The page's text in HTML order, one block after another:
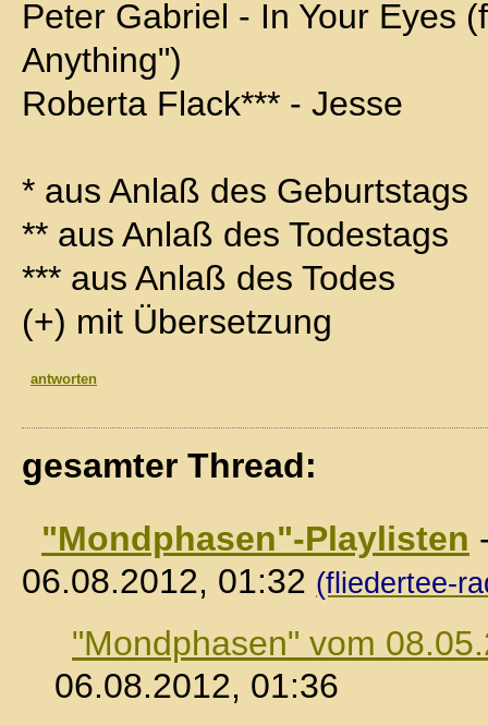
Peter Gabriel - In Your Eyes
Anything")
Roberta Flack*** - Jesse
* aus Anlaß des Geburtstags
** aus Anlaß des Todestags
*** aus Anlaß des Todes
(+) mit Übersetzung
antworten
gesamter Thread:
"Mondphasen"-Playlisten
06.08.2012, 01:32 (fliedertee-
"Mondphasen" vom
06.08.2012, 01:36